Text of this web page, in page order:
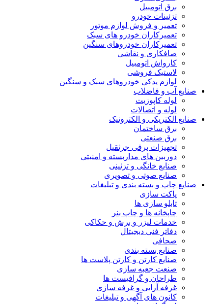
برق اتومبیل
تزئینات خودرو
تعمیر و فروش لوازم موتور
تعمیرکاران خودرو های سبک
تعمیرکاران خودروهای سنگین
صافکاری و نقاشی
کارواش اتومبیل
لاستیک فروشی
لوازم یدکی خودروهای سبک و سنگین
صنایع آب و فاضلاب
لوله کاپوزیت
لوله و اتصالات
صنایع الکتریکی و الکترونیک
برق ساختمان
برق صنعتی
تجهیزات برقی جرثقیل
دوربین های مداربسته و امنیتی
صنایع خانگی و تزئینی
صنایع صوتی و تصویری
صنایع چاپ و بسته بندی و تبلیغات
پاکت سازی
تابلو سازی ها
چاپخانه ها و چاپ بنر
خدمات لیزر و برش و حکاکی
دفاتر فنی دیجیتال
صحافی
صنایع بسته بندی
صنایع کارتن و کارتن پلاست ها
صنعت جعبه سازی
طراحان و گرافیست ها
غرفه آرایی و غرفه سازی
کانون های آگهی و تبلیغات